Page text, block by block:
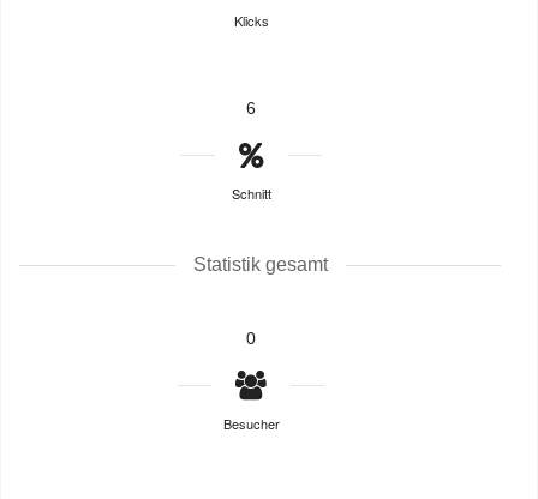
Klicks
6
Schnitt
Statistik gesamt
0
Besucher